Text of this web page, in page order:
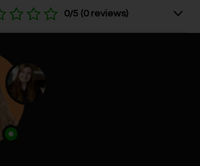
0/5 (0 reviews)